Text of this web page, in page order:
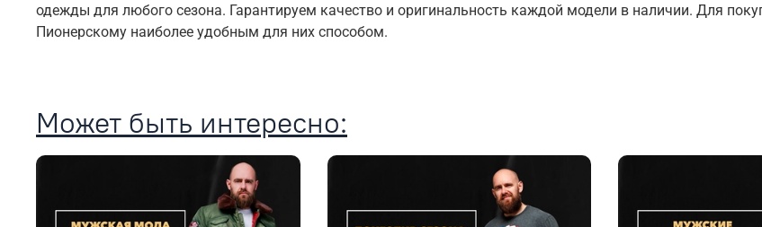
одежды для любого сезона. Гарантируем качество и оригинальность каждой модели в наличии. Для
Пионерскому наиболее удобным для них способом.
Может быть интересно: